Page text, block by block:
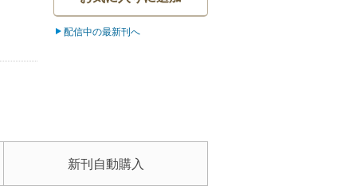
配信中の最新刊へ
新刊自動購入